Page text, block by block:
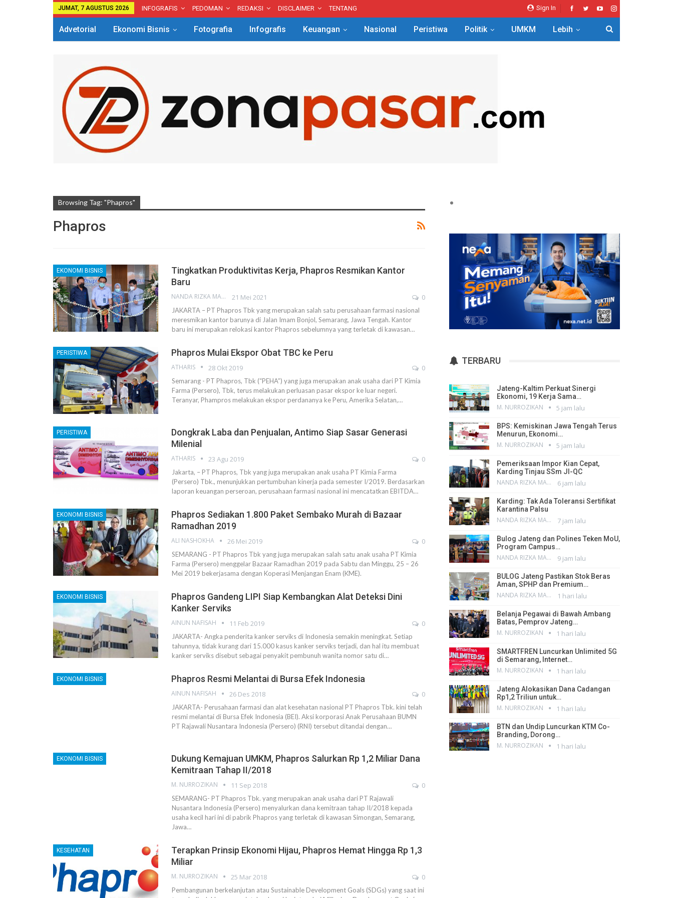
Sign In
JUMAT, 7 AGUSTUS 2026 INFOGRAFIS PEDOMAN REDAKSI DISCLAIMER TENTANG
Advetorial Ekonomi Bisnis Fotografia Infografis Keuangan Nasional Peristiwa Politik UMKM Lebih
Browsing Tag: "phapros"
Phapros
EKONOMI BISNIS
Tingkatkan Produktivitas Kerja, Phapros Resmikan Kantor
Baru
NANDA RIZKA MAHENDRA 21 Mei 2021 0
JAKARTA – PT Phapros Tbk yang merupakan salah satu perusahaan farmasi nasional
meresmikan kantor barunya di Jalan Imam Bonjol, Semarang, Jawa Tengah. Kantor
baru ini merupakan relokasi kantor Phapros sebelumnya yang terletak di kawasan…
PERISTIWA Phapros Mulai Ekspor Obat TBC ke Peru
ATHARIS 28 Okt 2019 0
Semarang - PT Phapros, Tbk (“PEHA”) yang juga merupakan anak usaha dari PT Kimia
Farma (Persero), Tbk, terus melakukan perluasan pasar ekspor ke luar negeri.
Teranyar, Phampros melakukan ekspor perdananya ke Peru, Amerika Selatan,…
PERISTIWA
Dongkrak Laba dan Penjualan, Antimo Siap Sasar Generasi
Milenial
ATHARIS 23 Agu 2019 0
Jakarta, – PT Phapros, Tbk yang juga merupakan anak usaha PT Kimia Farma
(Persero) Tbk., menunjukkan pertumbuhan kinerja pada semester I/2019. Berdasarkan
laporan keuangan perseroan, perusahaan farmasi nasional ini mencatatkan EBITDA…
EKONOMI BISNIS
Phapros Sediakan 1.800 Paket Sembako Murah di Bazaar
Ramadhan 2019
ALI NASHOKHA 26 Mei 2019 0
SEMARANG - PT Phapros Tbk yang juga merupakan salah satu anak usaha PT Kimia
Farma (Persero) menggelar Bazaar Ramadhan 2019 pada Sabtu dan Minggu, 25 – 26
Mei 2019 bekerjasama dengan Koperasi Menjangan Enam (KME).
EKONOMI BISNIS
Phapros Gandeng LIPI Siap Kembangkan Alat Deteksi Dini
Kanker Serviks
AINUN NAFISAH 11 Feb 2019 0
JAKARTA- Angka penderita kanker serviks di Indonesia semakin meningkat. Setiap
tahunnya, tidak kurang dari 15.000 kasus kanker serviks terjadi, dan hal itu membuat
kanker serviks disebut sebagai penyakit pembunuh wanita nomor satu di…
EKONOMI BISNIS Phapros Resmi Melantai di Bursa Efek Indonesia
AINUN NAFISAH 26 Des 2018 0
JAKARTA- Perusahaan farmasi dan alat kesehatan nasional PT Phapros Tbk. kini telah
resmi melantai di Bursa Efek Indonesia (BEI). Aksi korporasi Anak Perusahaan BUMN
PT Rajawali Nusantara Indonesia (Persero) (RNI) tersebut ditandai dengan…
EKONOMI BISNIS
Dukung Kemajuan UMKM, Phapros Salurkan Rp 1,2 Miliar Dana
Kemitraan Tahap II/2018
M. NURROZIKAN 11 Sep 2018 0
SEMARANG- PT Phapros Tbk. yang merupakan anak usaha dari PT Rajawali
Nusantara Indonesia (Persero) menyalurkan dana kemitraan tahap II/2018 kepada
usaha kecil hari ini di pabrik Phapros yang terletak di kawasan Simongan, Semarang,
Jawa…
KESEHATAN
Terapkan Prinsip Ekonomi Hijau, Phapros Hemat Hingga Rp 1,3
Miliar
M. NURROZIKAN 25 Mar 2018 0
Pembangunan berkelanjutan atau Sustainable Development Goals (SDGs) yang saat ini
TERBARU
Jateng-Kaltim Perkuat Sinergi
Ekonomi, 19 Kerja Sama…
M. NURROZIKAN 5 jam lalu
BPS: Kemiskinan Jawa Tengah Terus
Menurun, Ekonomi…
M. NURROZIKAN 5 jam lalu
Pemeriksaan Impor Kian Cepat,
Karding Tinjau SSm JI-QC
NANDA RIZKA MAHENDRA 6 jam lalu
Karding: Tak Ada Toleransi Sertifikat
Karantina Palsu
NANDA RIZKA MAHENDRA 7 jam lalu
Bulog Jateng dan Polines Teken MoU,
Program Campus…
NANDA RIZKA MAHENDRA 9 jam lalu
BULOG Jateng Pastikan Stok Beras
Aman, SPHP dan Premium…
NANDA RIZKA MAHENDRA 1 hari lalu
Belanja Pegawai di Bawah Ambang
Batas, Pemprov Jateng…
M. NURROZIKAN 1 hari lalu
SMARTFREN Luncurkan Unlimited 5G
di Semarang, Internet…
M. NURROZIKAN 1 hari lalu
Jateng Alokasikan Dana Cadangan
Rp1,2 Triliun untuk…
M. NURROZIKAN 1 hari lalu
BTN dan Undip Luncurkan KTM Co-
Branding, Dorong…
M. NURROZIKAN 1 hari lalu